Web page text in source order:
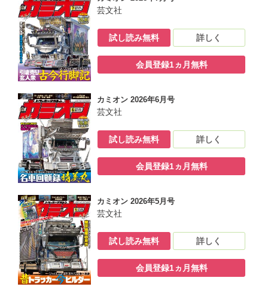
芸文社
試し読み無料 詳しく
会員登録1ヵ月無料
カミオン 2026年6月号
芸文社
試し読み無料 詳しく
会員登録1ヵ月無料
カミオン 2026年5月号
芸文社
試し読み無料 詳しく
会員登録1ヵ月無料